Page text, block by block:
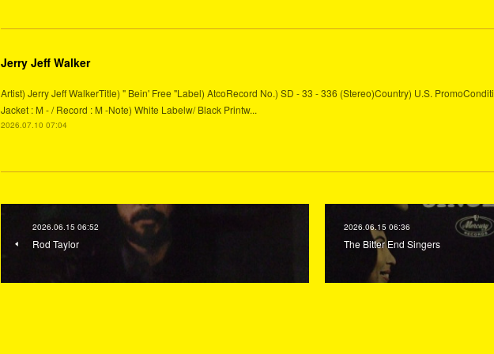
Jerry Jeff Walker
Artist) Jerry Jeff WalkerTitle) " Bein' Free "Label) AtcoRecord No.) SD - 33 - 336 (Stereo)Country) U.S.
Jacket : M - / Record : M -Note) White Labelw/ Black Printw...
2026.07.10 07:04
2026.06.15 06:52
Rod Taylor
2026.06.15 06:36
The Bitter End Singers